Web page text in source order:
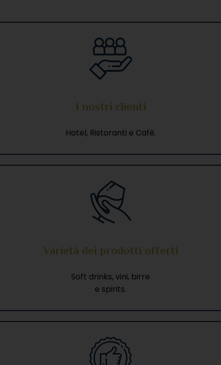
I nostri clienti​
Hotel, Ristoranti e Cafè.
Varietà dei prodotti offerti​
Soft drinks, vini, birre
e spirits.